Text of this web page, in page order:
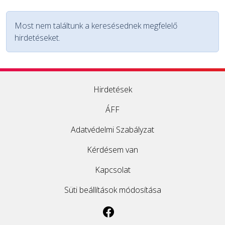
EGYÉB
SZOLGÁLTATÓK
Most nem találtunk a keresésednek megfelelő
hirdetéseket.
Hirdetések
ÁFF
Adatvédelmi Szabályzat
Kérdésem van
Kapcsolat
Süti beállítások módosítása